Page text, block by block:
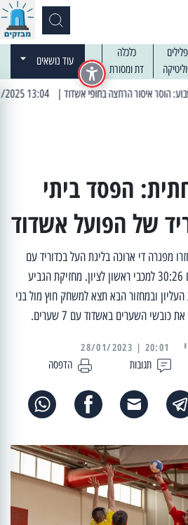
פלילים
כלכלה
דת ומסורת
עוד נושאים
| 13:04 14/01/2025 עובדים בלילות: עבודות קרצוף וריבוד אספלט
הפסד ביתי
של הפועל אשדוד
מפגרה די ארוכה בליגת העל בכדוריד עם
הפסד ביתי שני ברציפות, הפעם 30:26 למכבי ראשון לציון. מחזיקת הגביע
ובמחזור הבא תצא למשחק חוץ מול בני
השערים באשדוד עם 7 שערים.
תגובות הדפסה
20:01 | 28/01/2023